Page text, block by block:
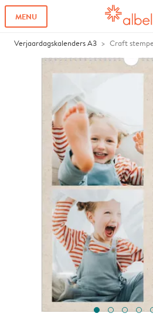
MENU
Verjaardagskalenders A3 Craft